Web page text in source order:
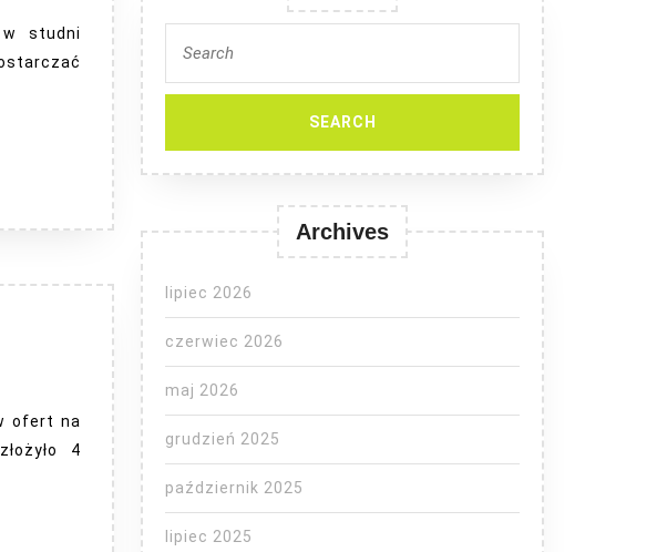
w studni
ofert na
4
for:
Archives
lipiec 2026
czerwiec 2026
maj 2026
grudzień 2025
październik 2025
lipiec 2025